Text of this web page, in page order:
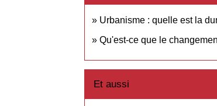
Urbanisme : quelle est la
Qu'est-ce que le
Et aussi